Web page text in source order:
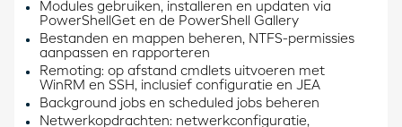
Modules gebruiken, installeren en updaten via
PowerShellGet en de PowerShell Gallery
Bestanden en mappen beheren, NTFS-permissies
aanpassen en rapporteren
Remoting: op afstand cmdlets uitvoeren met
WinRM en SSH, inclusief configuratie en JEA
Background jobs en scheduled jobs beheren
Netwerkopdrachten: netwerkconfiguratie,